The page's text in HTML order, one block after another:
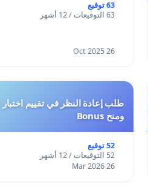
63 توقيع
63 التوقيعات / 12 أشهر
26 Oct 2025
ومنح Bonus
52 توقيع
52 التوقيعات / 12 أشهر
26 Mar 2026